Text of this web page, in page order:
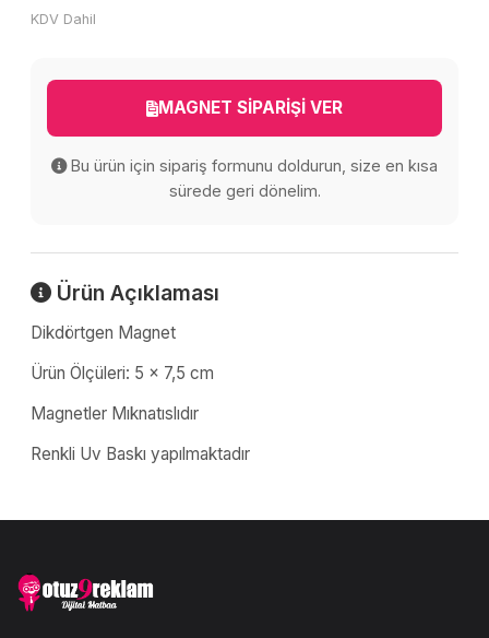
KDV Dahil
MAGNET SİPARİŞİ VER
Bu ürün için sipariş formunu doldurun, size en kısa
sürede geri dönelim.
Ürün Açıklaması
Dikdörtgen Magnet
Ürün Ölçüleri: 5 x 7,5 cm
Magnetler Mıknatıslıdır
Renkli Uv Baskı yapılmaktadır